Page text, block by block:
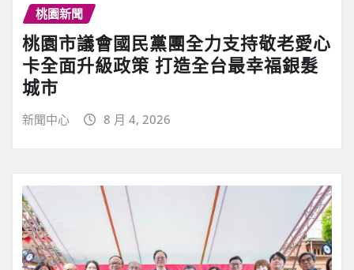
桃園新聞
桃園市議會國民黨團全力支持敬老愛心
卡全面升級政策 打造全台最幸福銀髮
城市
新聞中心 8 月 4, 2026